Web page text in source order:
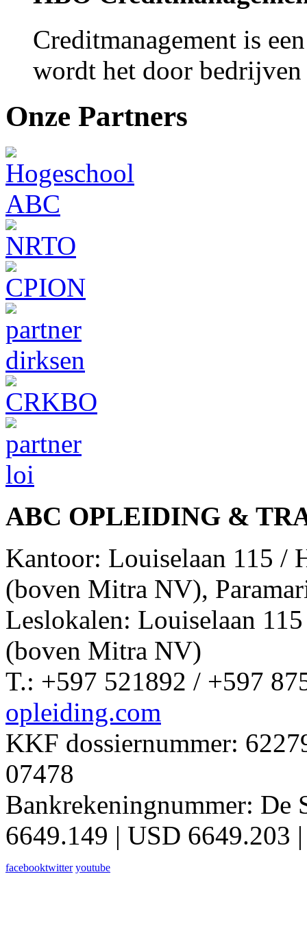
Creditmanagement is
wordt het door
Onze Partners
ABC OPLEIDING &
Kantoor: Louiselaan 115 /
(boven Mitra NV),
Leslokalen: Louiselaan
(boven Mitra NV)
T.: +597 521892 / +597
opleiding.com
KKF dossiernummer:
07478
Bankrekeningnummer: De
6649.149 | USD 6649.203
facebooktwitter youtube